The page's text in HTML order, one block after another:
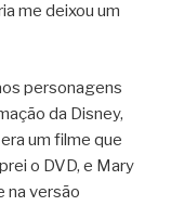
me deixou um
personagens
da Disney,
um filme que
o DVD, e Mary
na versão